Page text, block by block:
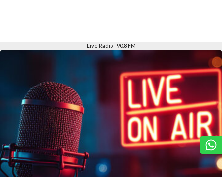
Live Radio - 90.8 FM